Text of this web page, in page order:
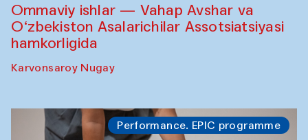
Ommaviy ishlar — Vahap Avshar va
O‘zbekiston Asalarichilar Assotsiatsiyasi
hamkorligida
Karvonsaroy Nugay
Performance. EPIC programme